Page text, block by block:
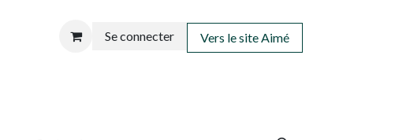
Se connecter
Vers le site Aimé